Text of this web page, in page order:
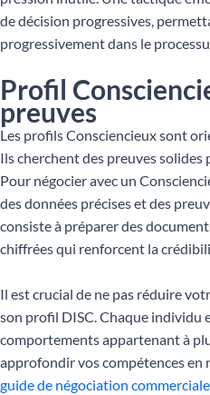
de décision progressives,
progressivement dans le
Profil
preuves
Les profils Consciencieux sont
Ils cherchent des preuves
Pour négocier avec un
des données précises et des
consiste à préparer des
chiffrées qui renforcent la
Il est crucial de ne pas réduire
son profil DISC. Chaque individu
comportements appartenant à
approfondir vos compétences en
guide de négociation commerciale